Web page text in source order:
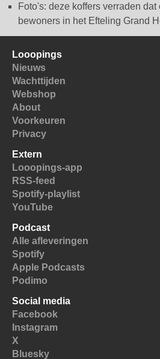
Foto's: deze koffers verraden
bewoners in het Efteling Grand
Looopings
Nieuws
Wachttijden
Webshop
About
Voorkeuren
Privacy
Extern
Looopings-app
RSS-feed
Spotify-playlist
YouTube
Podcast
Alle afleveringen
Spotify
Apple Podcasts
Podimo
Social media
Facebook
Instagram
X
Bluesky